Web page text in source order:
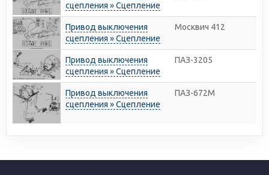
сцепления » Сцепление
Привод выключения
сцепления » Сцепление
Москвич 412
Привод выключения
сцепления » Сцепление
ПАЗ-3205
Привод выключения
сцепления » Сцепление
ПАЗ-672М